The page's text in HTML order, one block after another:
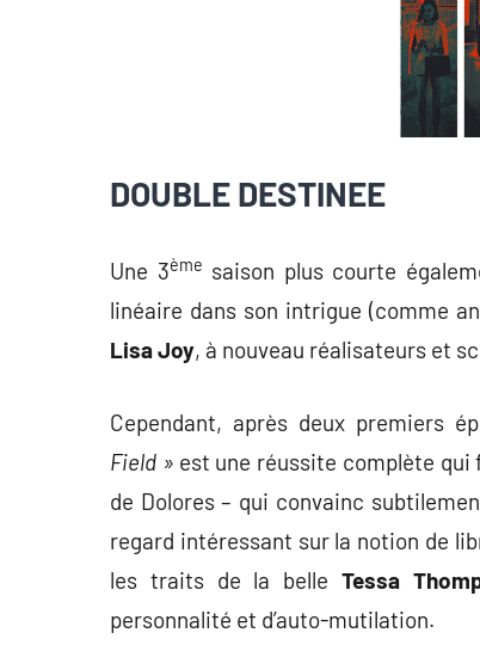
DOUBLE DESTINEE
Une 3ème saison plus courte
linéaire dans son intrigue (comme
Lisa Joy, à nouveau réalisateurs et
Cependant, après deux premiers
Field » est une réussite complète qui
de Dolores – qui convainc
regard intéressant sur la notion de
les traits de la belle Tessa
personnalité et d’auto-mutilation.